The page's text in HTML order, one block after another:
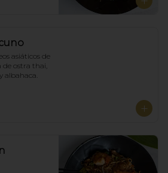
asiáticos de
de ostra thai,
albahaca.